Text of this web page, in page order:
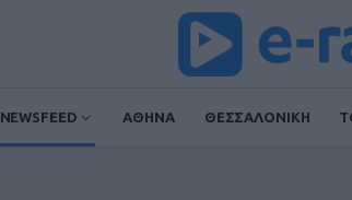
NEWSFEED ΑΘΗΝΑ ΘΕΣΣΑΛΟΝΙΚΗ